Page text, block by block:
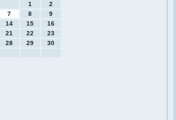
1
2
7 8
9
14 15
16
21 22
23
28 29
30